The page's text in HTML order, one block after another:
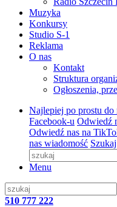
Muzyka
Konkursy
Studio S-1
Reklama
O nas
Kontakt
Struktura
Ogłoszenia,
Najlepiej po prostu do
Facebook-u Odwiedź
Odwiedź nas na
nas wiadomość Szukaj
Menu
510 777 222